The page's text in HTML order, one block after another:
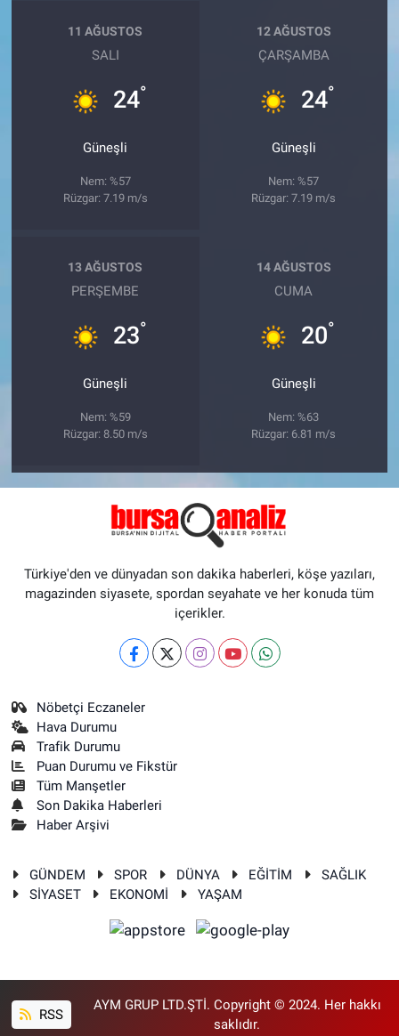
11 AĞUSTOS
SALI
24°
Güneşli
Nem: %57
Rüzgar: 7.19 m/s
12 AĞUSTOS
ÇARŞAMBA
24°
Güneşli
Nem: %57
Rüzgar: 7.19 m/s
13 AĞUSTOS
PERŞEMBE
23°
Güneşli
Nem: %59
Rüzgar: 8.50 m/s
14 AĞUSTOS
CUMA
20°
Güneşli
Nem: %63
Rüzgar: 6.81 m/s
Türkiye'den ve dünyadan son dakika haberleri, köşe yazıları,
magazinden siyasete, spordan seyahate ve her konuda tüm
içerikler.
Nöbetçi Eczaneler
Hava Durumu
Trafik Durumu
Puan Durumu ve Fikstür
Tüm Manşetler
Son Dakika Haberleri
Haber Arşivi
GÜNDEM SPOR DÜNYA EĞİTİM
SAĞLIK
SİYASET
EKONOMİ YAŞAM
RSS
AYM GRUP LTD.ŞTİ. Copyright © 2024. Her hakkı
saklıdır.